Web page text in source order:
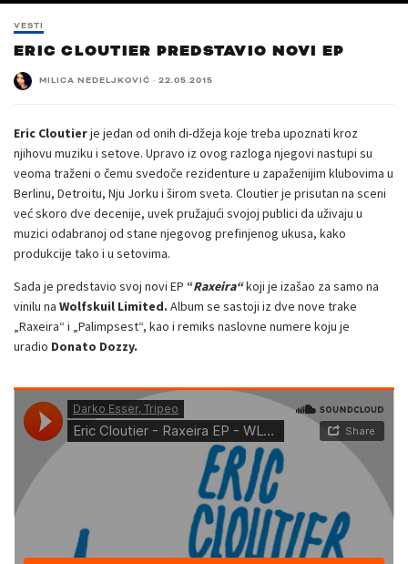
VESTI
ERIC CLOUTIER PREDSTAVIO NOVI EP
MILICA NEDELJKOVIĆ · 22.05.2015
Eric Cloutierje jedan od onih di-džeja koje treba upoznati kroz
njihovu muziku i setove. Upravo iz ovog razloga njegovi nastupi su
veoma traženi o čemu svedoče rezidenture u zapaženijim klubovima u
Berlinu, Detroitu, Nju Jorku i širom sveta. Cloutier je prisutan na sceni
već skoro dve decenije, uvek pružajući svojoj publici da uživaju u
muzici odabranoj od stane njegovog prefinjenog ukusa, kako
produkcije tako i u setovima.
Sada je predstavio svoj novi EP “Raxeira“koji je izašao za samo na
vinilu na Wolfskuil Limited. Album se sastoji iz dve nove trake
„Raxeira“ i „Palimpsest“, kao i remiks naslovne numere koju je
uradio Donato Dozzy.